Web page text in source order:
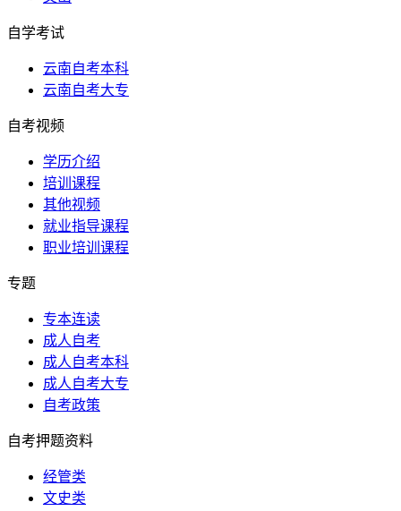
自学考试
云南自考本科
云南自考大专
自考视频
学历介绍
培训课程
其他视频
就业指导课程
职业培训课程
专题
专本连读
成人自考
成人自考本科
成人自考大专
自考政策
自考押题资料
经管类
文史类